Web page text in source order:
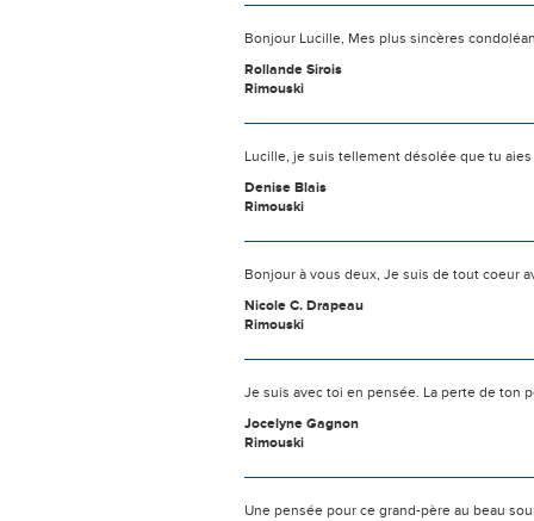
Bonjour Lucille, Mes plus sincères
Rollande Sirois
Rimouski
Lucille, je suis tellement désolée que tu
Denise Blais
Rimouski
Bonjour à vous deux, Je suis de tout coeur
Nicole C. Drapeau
Rimouski
Je suis avec toi en pensée. La perte de ton
Jocelyne Gagnon
Rimouski
Une pensée pour ce grand-père au beau